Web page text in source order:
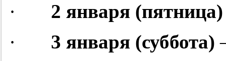
· 2 января (пятница)
· 3 января (суббота)